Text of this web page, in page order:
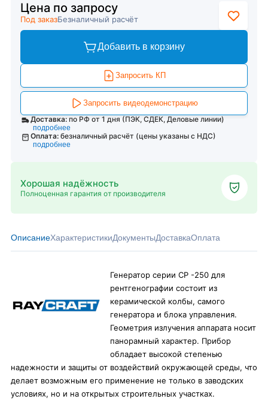
Цена по запросу
Под заказБезналичный расчёт
Добавить в корзину
Запросить КП
Запросить видеодемонстрацию
Доставка: по РФ от 1 дня (ПЭК, СДЕК, Деловые линии)
подробнее
Оплата: безналичный расчёт (цены указаны с НДС)
подробнее
Хорошая надёжность
Полноценная гарантия от производителя
ОписаниеХарактеристикиДокументыДоставкаОплата
Генератор серии CP -250 для
рентгенографии состоит из
керамической колбы, самого
генератора и блока управления.
Геометрия излучения аппарата носит
панорамный характер. Прибор
обладает высокой степенью
надежности и защиты от воздействий окружающей среды, что
делает возможным его применение не только в заводских
условиях, но и на открытых строительных участках.